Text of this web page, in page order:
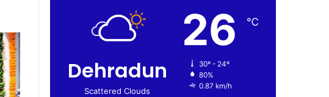
Dehradun
Scattered Clouds
26 ℃
30º - 24º
80%
0.87 km/h